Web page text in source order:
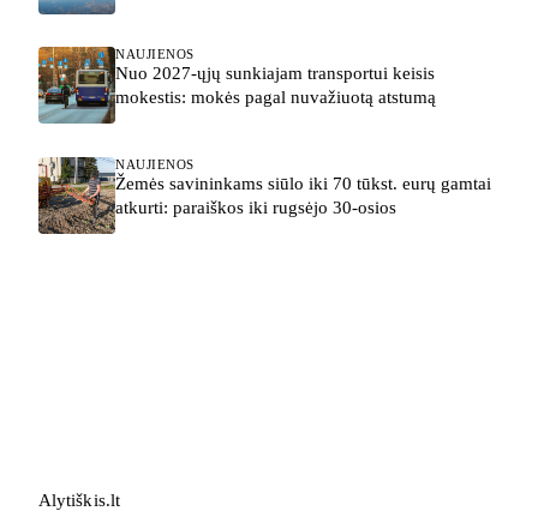
NAUJIENOS
Nuo 2027-ųjų sunkiajam transportui keisis
mokestis: mokės pagal nuvažiuotą atstumą
NAUJIENOS
Žemės savininkams siūlo iki 70 tūkst. eurų gamtai
atkurti: paraiškos iki rugsėjo 30-osios
Alytiškis.lt